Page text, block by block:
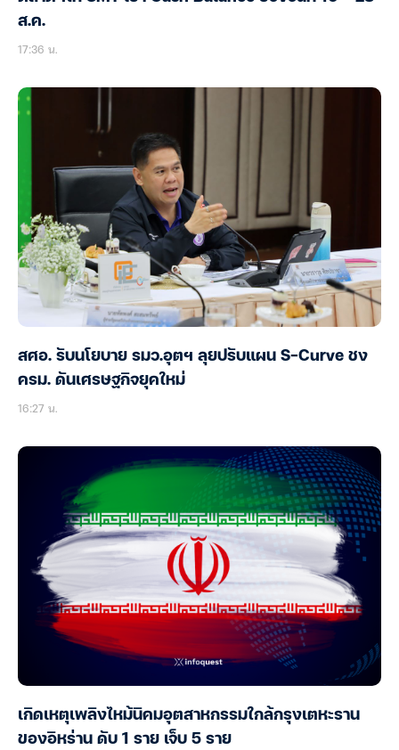
ส.ค.
17:36 น.
สศอ. รับนโยบาย รมว.อุตฯ ลุยปรับแผน S-Curve ชง
ครม. ดันเศรษฐกิจยุคใหม่
16:27 น.
เกิดเหตุเพลิงไหม้นิคมอุตสาหกรรมใกล้กรุงเตหะราน
ของอิหร่าน ดับ 1 ราย เจ็บ 5 ราย